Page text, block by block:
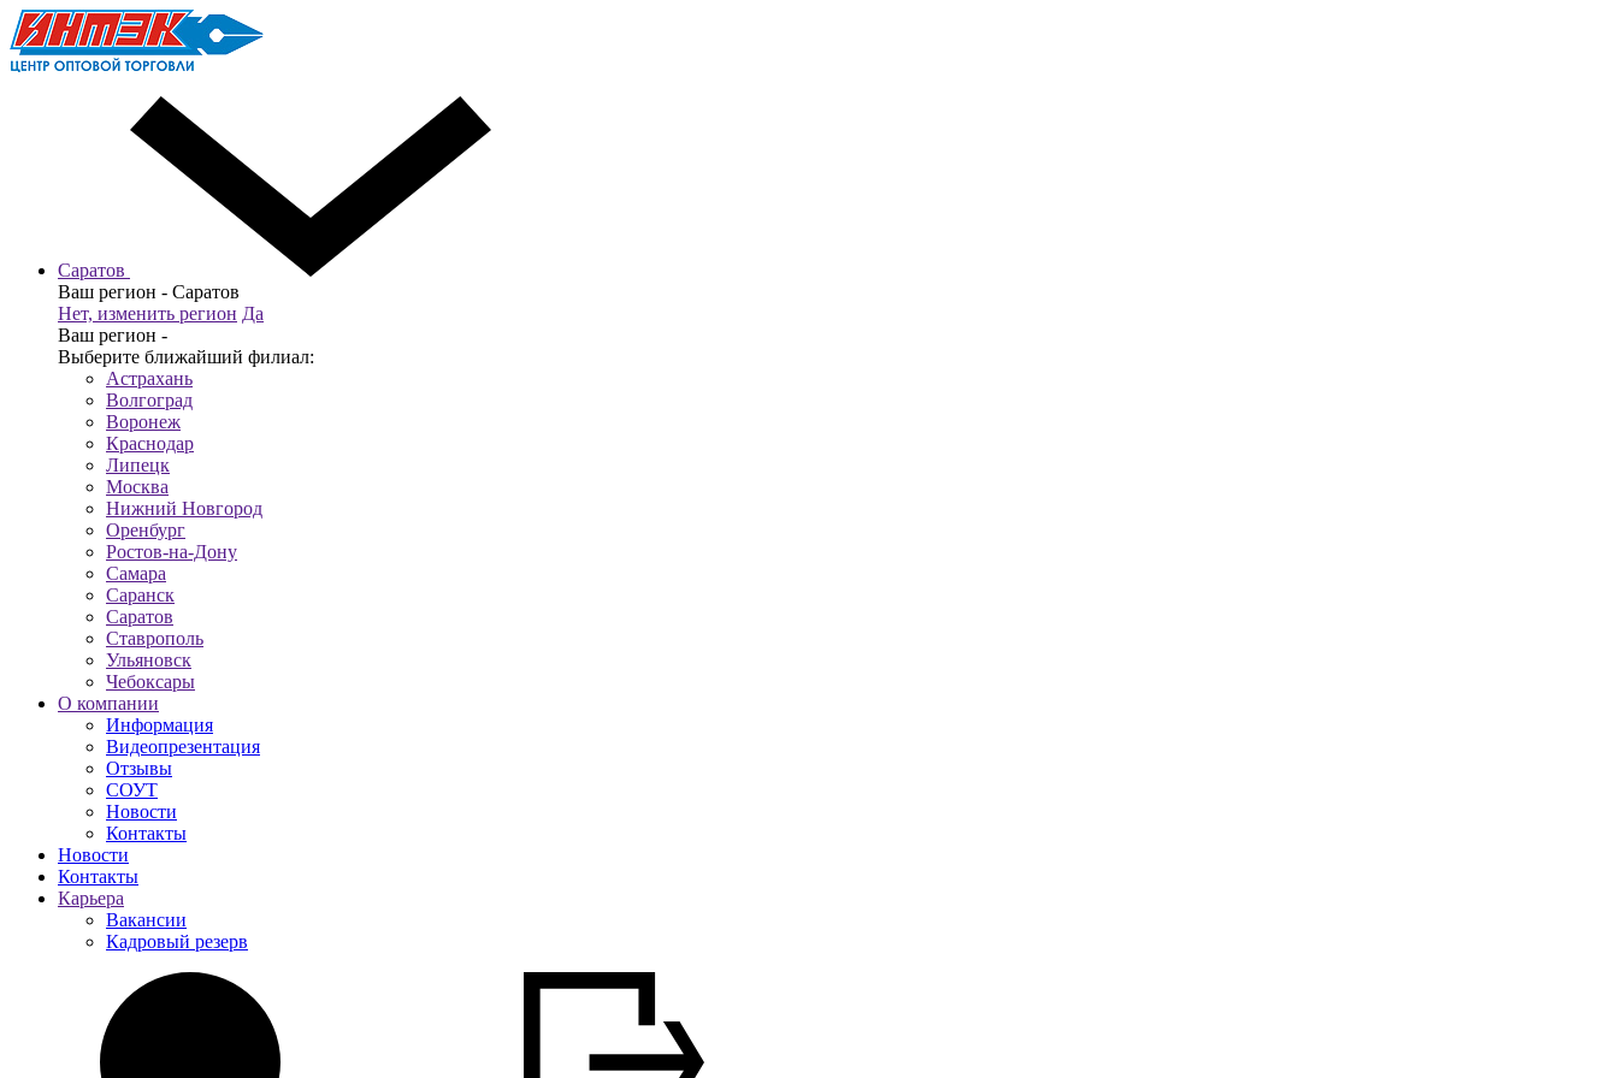
Саратов
Ваш регион - Саратов
Нет, изменить регион Да
Ваш регион -
Выберите ближайший филиал:
Астрахань
Волгоград
Воронеж
Краснодар
Липецк
Москва
Нижний Новгород
Оренбург
Ростов-на-Дону
Самара
Саранск
Саратов
Ставрополь
Ульяновск
Чебоксары
О компании
Информация
Видеопрезентация
Отзывы
СОУТ
Новости
Контакты
Новости
Контакты
Карьера
Вакансии
Кадровый резерв